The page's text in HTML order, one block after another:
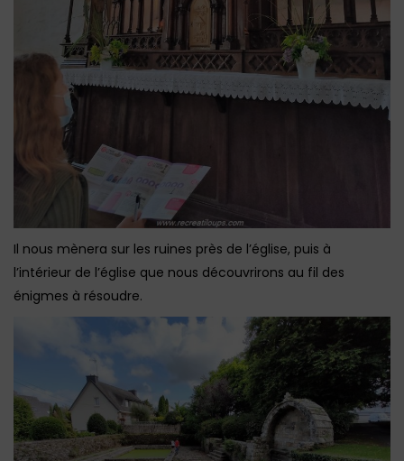
Il nous mènera sur les ruines près de l’église, puis à
l’intérieur de l’église que nous découvrirons au fil des
énigmes à résoudre.